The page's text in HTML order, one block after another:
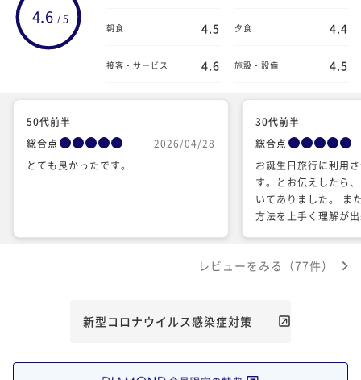
4.6 /5
朝食 4.5 夕食 4.4
接客・サービス 4.6 施設・設備 4.5
50代前半
総合点
2026/04/28
とても良かったです。
30代前半
総合点
お誕生日旅行に利用
す。とお伝えしたら
いてありました。 ま
方法を上手く理解が
ました。 心配りが素
レビューをみる（77件）
新型コロナウイルス感染症対策